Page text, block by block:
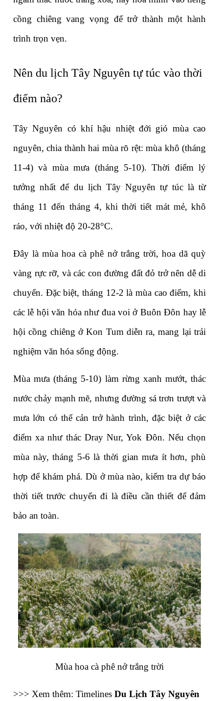
cồng chiêng vang vọng để trở thành một hành
trình trọn vẹn.
Nên du lịch Tây Nguyên tự túc vào thời
điểm nào?
Tây Nguyên có khí hậu nhiệt đới gió mùa cao
nguyên, chia thành hai mùa rõ rệt: mùa khô (tháng
11-4) và mùa mưa (tháng 5-10). Thời điểm lý
tưởng nhất để du lịch Tây Nguyên tự túc là từ
tháng 11 đến tháng 4, khi thời tiết mát mẻ, khô
ráo, với nhiệt độ 20-28°C.
Đây là mùa hoa cà phê nở trắng trời, hoa dã quỳ
vàng rực rỡ, và các con đường đất đỏ trở nên dễ di
chuyển. Đặc biệt, tháng 12-2 là mùa cao điểm, khi
các lễ hội văn hóa như đua voi ở Buôn Đôn hay lễ
hội cồng chiêng ở Kon Tum diễn ra, mang lại trải
nghiệm văn hóa sống động.
Mùa mưa (tháng 5-10) làm rừng xanh mướt, thác
nước chảy mạnh mẽ, nhưng đường sá trơn trượt và
mưa lớn có thể cản trở hành trình, đặc biệt ở các
điểm xa như thác Dray Nur, Yok Đôn. Nếu chọn
mùa này, tháng 5-6 là thời gian mưa ít hơn, phù
hợp để khám phá. Dù ở mùa nào, kiểm tra dự báo
thời tiết trước chuyến đi là điều cần thiết để đảm
bảo an toàn.
Mùa hoa cà phê nở trắng trời
>>> Xem thêm: Timelines Du Lịch Tây Nguyên